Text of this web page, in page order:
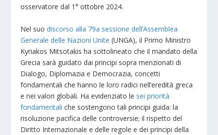
osservatore dal 1° ottobre 2024.
Nel suodiscorso alla 79a sessione dell’Assemblea
Generale delle Nazioni Unite (UNGA), il Primo Ministro
Kyriakos Mitsotakis ha sottolineato che il mandato della
Grecia sarà guidato dai principi sopra menzionati di
Dialogo, Diplomazia e Democrazia, concetti
fondamentali che hanno le loro radici nell’eredità greca
e nei valori globali. Ha evidenziato le sei priorità
fondamentali che sostengono tali principi guida: la
risoluzione pacifica delle controversie; il rispetto del
Diritto Internazionale e delle regole e dei principi della